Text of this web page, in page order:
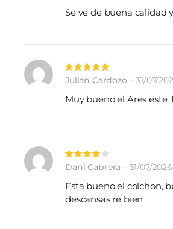
Se ve de buena calidad
con5de 5
Julian Cardozo – 31/07/
Muy bueno el Ares
con4de
Dani Cabrera – 31/07/2026
Esta bueno el colchon,
descansas re bien